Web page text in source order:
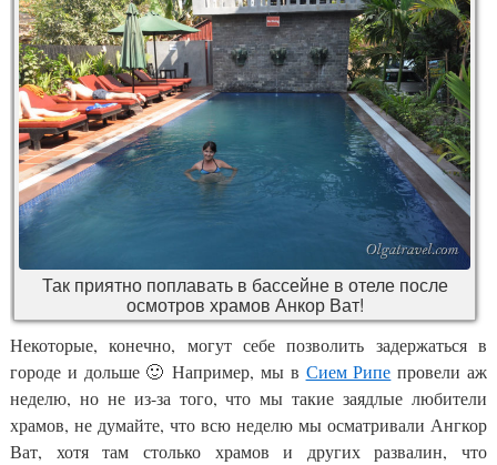
Так приятно поплавать в бассейне в отеле после
осмотров храмов Анкор Ват!
Некоторые, конечно, могут себе позволить задержаться в
городе и дольше 🙂 Например, мы в Сием Рипе провели аж
неделю, но не из-за того, что мы такие заядлые любители
храмов, не думайте, что всю неделю мы осматривали Ангкор
Ват, хотя там столько храмов и других развалин, что